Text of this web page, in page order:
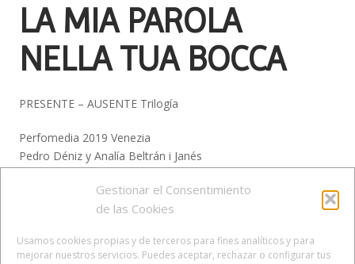
Gestionar el Consentimiento
de las Cookies
Usamos cookies propias y de terceros para fines analíticos y para
mejorar nuestros servicios. Puedes aceptar, rechazar o configurar tus
LA MIA PAROLA
NELLA TUA BOCCA
PRESENTE – AUSENTE Trilogía
Perfomedia 2019 Venezia
Pedro Déniz y Analía Beltrán i Janés
Campo di Ghetto Nuovo, Venezia
Fotogramas del vídeo de Perfomedia